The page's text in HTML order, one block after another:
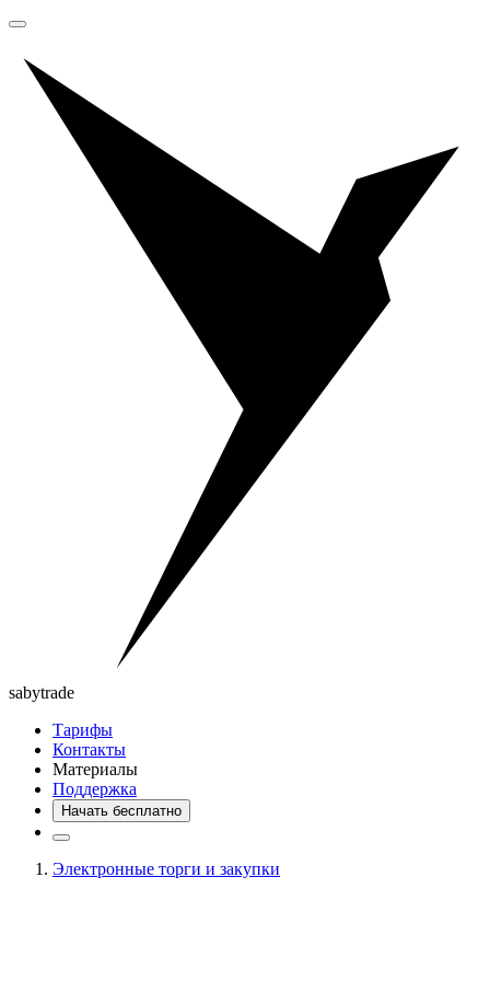
sabytrade
Тарифы
Контакты
Материалы
Поддержка
Начать бесплатно
Электронные торги и закупки